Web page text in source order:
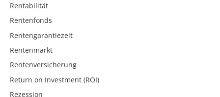
Rentabilität
Rentenfonds
Rentengarantiezeit
Rentenmarkt
Rentenversicherung
Return on Investment (ROI)
Rezession